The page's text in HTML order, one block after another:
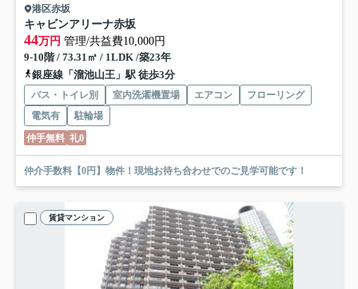
港区赤坂
キャビンアリーナ赤坂
44万円 管理/共益費10,000円
9-10階 / 73.31㎡ / 1LDK /築23年
銀座線「溜池山王」駅 徒歩3分
バス・トイレ別 室内洗濯機置場 エアコン
フローリング
電気有
駐輪場
仲手無料 礼0
仲介手数料【0円】物件！現地お待ち合わせでのご見学可能です！
賃貸マンション